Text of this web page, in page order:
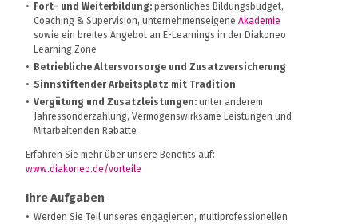
Fort- und Weiterbildung: persönliches Bildungsbudget,
Coaching & Supervision, unternehmenseigene Akademie
sowie ein breites Angebot an E-Learnings in der Diakoneo
Learning Zone
Betriebliche Altersvorsorge und Zusatzversicherung
Sinnstiftender Arbeitsplatz mit Tradition
Vergütung und Zusatzleistungen: unter anderem
Jahressonderzahlung, Vermögenswirksame Leistungen und
Mitarbeitenden Rabatte
Erfahren Sie mehr über unsere Benefits auf:
www.diakoneo.de/vorteile
Ihre Aufgaben
Werden Sie Teil unseres engagierten, multiprofessionellen